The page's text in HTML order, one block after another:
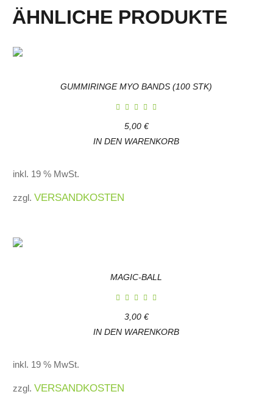
ÄHNLICHE PRODUKTE
GUMMIRINGE MYO BANDS (100 STK)
5,00 €
IN DEN WARENKORB
inkl. 19 % MwSt.
zzgl.VERSANDKOSTEN
MAGIC-BALL
3,00 €
IN DEN WARENKORB
inkl. 19 % MwSt.
zzgl.VERSANDKOSTEN